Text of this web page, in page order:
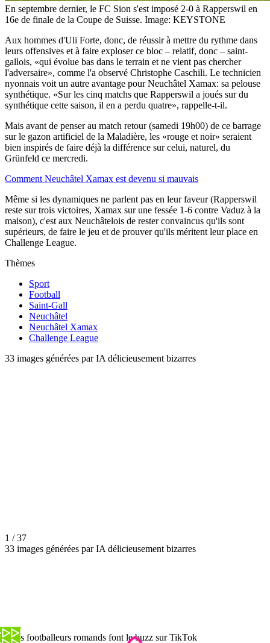
En septembre dernier, le FC Sion s'est imposé 2-0 à Rapperswil en
16e de finale de la Coupe de Suisse. Image: KEYSTONE
Aux hommes d'Uli Forte, donc, de réussir à mettre du rythme dans
leurs offensives et à faire exploser ce bloc – relatif, donc – saint-
gallois, «qui évolue bas dans le terrain et ne vient pas chercher
l'adversaire», comme l'a observé Christophe Caschili. Le technicien
nyonnais voit un autre avantage pour Neuchâtel Xamax: sa pelouse
synthétique. «Sur les cinq matchs que Rapperswil a joués sur du
synthétique cette saison, il en a perdu quatre», rappelle-t-il.
Mais avant de penser au match retour (samedi 19h00) de ce barrage
sur le gazon artificiel de la Maladière, les «rouge et noir» seraient
bien inspirés de faire déjà la différence sur celui, naturel, du
Grünfeld ce mercredi.
Comment Neuchâtel Xamax est devenu si mauvais
Même si les dynamiques ne parlent pas en leur faveur (Rapperswil
reste sur trois victoires, Xamax sur une fessée 1-6 contre Vaduz à la
maison), c'est aux Neuchâtelois de rester convaincus qu'ils sont
supérieurs, de faire le jeu et de prouver qu'ils méritent leur place en
Challenge League.
Thèmes
Sport
Football
Saint-Gall
Neuchâtel
Neuchâtel Xamax
Challenge League
33 images générées par IA délicieusement bizarres
1 / 37
33 images générées par IA délicieusement bizarres
Trois footballeurs romands font le buzz sur TikTok